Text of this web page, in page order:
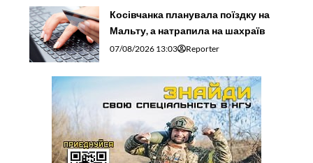
Косівчанка планувала поїздку на
Мальту, а натрапила на шахраїв
07/08/2026 13:03 Reporter